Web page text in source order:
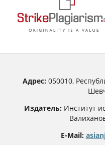
Адрес:050010,
Издатель: Институт
E-Mail: